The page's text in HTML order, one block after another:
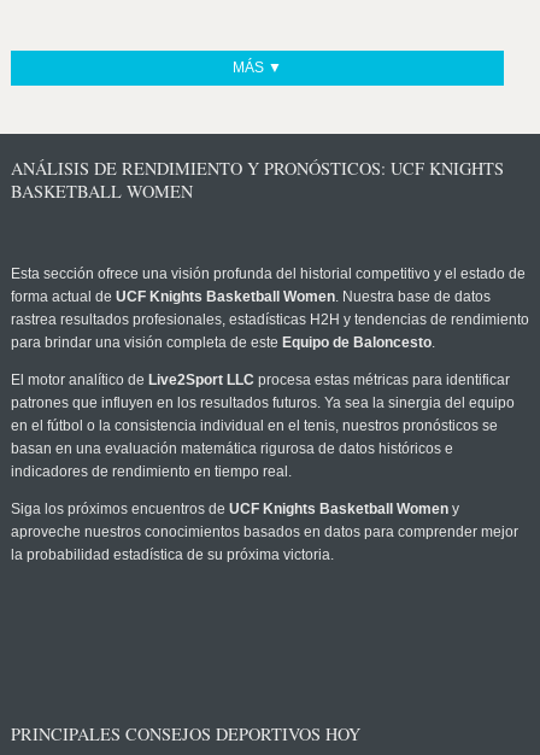
MÁS ▼
ANÁLISIS DE RENDIMIENTO Y PRONÓSTICOS: UCF KNIGHTS
BASKETBALL WOMEN
Esta sección ofrece una visión profunda del historial competitivo y el estado de
forma actual de UCF Knights Basketball Women. Nuestra base de datos
rastrea resultados profesionales, estadísticas H2H y tendencias de rendimiento
para brindar una visión completa de este Equipo de Baloncesto.
El motor analítico de Live2Sport LLC procesa estas métricas para identificar
patrones que influyen en los resultados futuros. Ya sea la sinergia del equipo
en el fútbol o la consistencia individual en el tenis, nuestros pronósticos se
basan en una evaluación matemática rigurosa de datos históricos e
indicadores de rendimiento en tiempo real.
Siga los próximos encuentros de UCF Knights Basketball Womeny
aproveche nuestros conocimientos basados en datos para comprender mejor
la probabilidad estadística de su próxima victoria.
PRINCIPALES CONSEJOS DEPORTIVOS HOY